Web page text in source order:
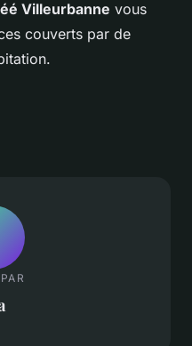
Villeurbanne vous
couverts par de